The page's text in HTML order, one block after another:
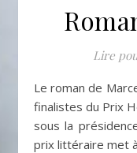
Lire
Le roman de Marcel Sel « ELISE » fait partie des cinq
finalistes du Prix
sous la
prix littéraire met